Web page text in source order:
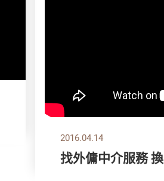
2016.04.14
找外傭中介服務